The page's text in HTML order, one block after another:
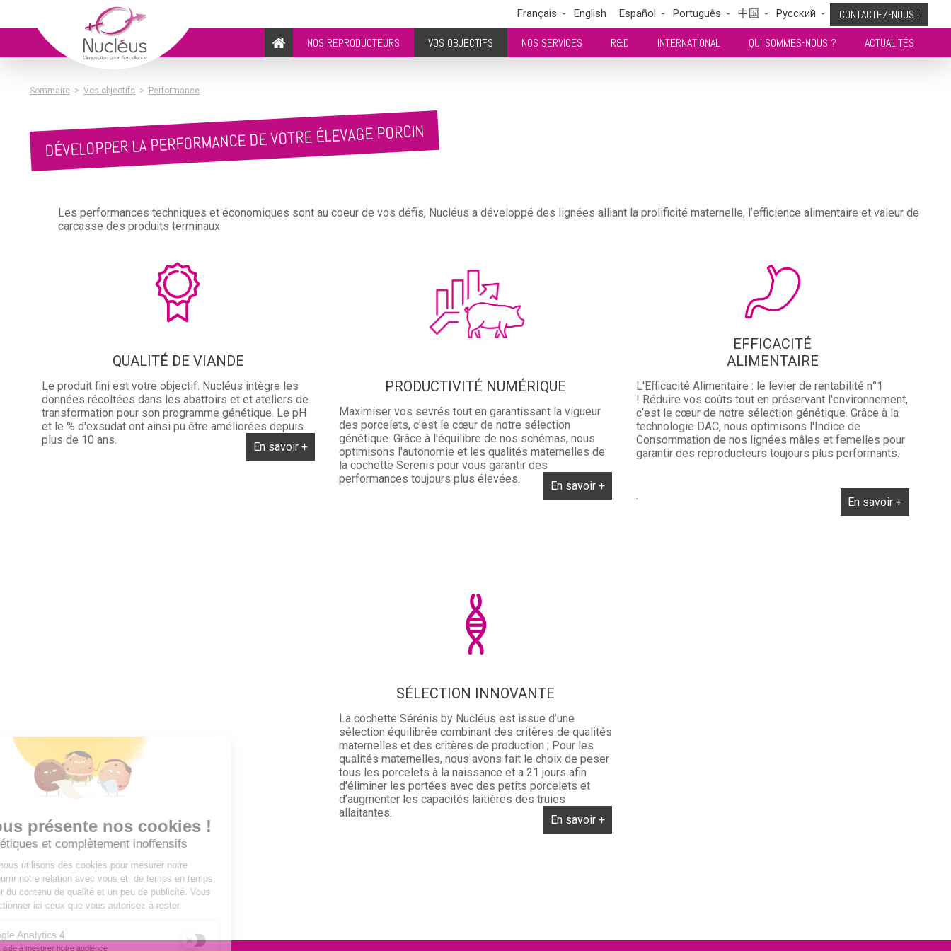
CONTACTEZ-NOUS !
Français English Español Português 中国 Pусский
NOS REPRODUCTEURS VOS OBJECTIFS NOS SERVICES R&D INTERNATIONAL QUI SOMMES-NOUS ? ACTUALITÉS
Sommaire > Vos objectifs > Performance
DÉVELOPPER LA PERFORMANCE DE VOTRE ÉLEVAGE PORCIN
Les performances techniques et économiques sont au coeur de vos défis, Nucléus a développé des lignées alliant la prolificité maternelle, l’efficience alimentaire et valeur de
carcasse des produits terminaux
QUALITÉ DE VIANDE
Le produit fini est votre objectif. Nucléus intègre les
données récoltées dans les abattoirs et et ateliers de
transformation pour son programme génétique. Le pH
et le % d'exsudat ont ainsi pu être améliorées depuis
plus de 10 ans.
En savoir +
PRODUCTIVITÉ NUMÉRIQUE
Maximiser vos sevrés tout en garantissant la vigueur
des porcelets, c'est le cœur de notre sélection
génétique. Grâce à l'équilibre de nos schémas, nous
optimisons l'autonomie et les qualités maternelles de
la cochette Serenis pour vous garantir des
performances toujours plus élevées.
En savoir +
EFFICACITÉ
ALIMENTAIRE
L'Efficacité Alimentaire : le levier de rentabilité n°1
! Réduire vos coûts tout en préservant l'environnement,
c’est le cœur de notre sélection génétique. Grâce à la
technologie DAC, nous optimisons l'Indice de
Consommation de nos lignées mâles et femelles pour
garantir des reproducteurs toujours plus performants.
.
En savoir +
SÉLECTION INNOVANTE
La cochette Sérénis by Nucléus est issue d’une
sélection équilibrée combinant des critères de qualités
maternelles et des critères de production ; Pour les
qualités maternelles, nous avons fait le choix de peser
tous les porcelets à la naissance et a 21 jours afin
d'éliminer les portées avec des petits porcelets et
d’augmenter les capacités laitières des truies
allaitantes.
En savoir +